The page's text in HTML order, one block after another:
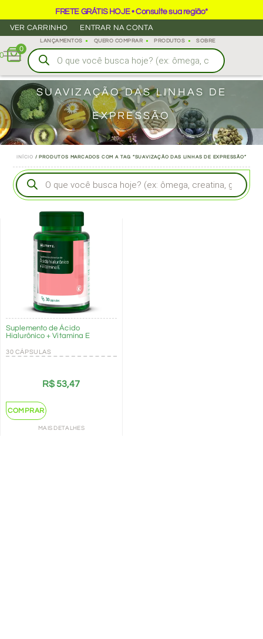
FRETE GRÁTIS HOJE • Consulte sua região*
VER CARRINHO
ENTRAR NA CONTA
LANÇAMENTOS QUERO COMPRAR PRODUTOS SOBRE
0
SUAVIZAÇÃO DAS LINHAS DE
EXPRESSÃO
INÍCIO / PRODUTOS MARCADOS COM A TAG “SUAVIZAÇÃO DAS LINHAS DE EXPRESSÃO”
Suplemento de Ácido
Hialurônico + Vitamina E
30 CÁPSULAS
R$53,47
COMPRAR
MAIS DETALHES